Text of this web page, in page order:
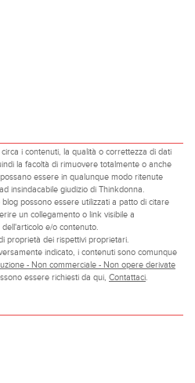
i contenuti, la qualità o correttezza di dati
la facoltà di rimuovere totalmente o anche
essere in qualunque modo ritenute
insindacabile giudizio di Thinkdonna.
possono essere utilizzati a patto di citare
un collegamento o link visibile a
e/o contenuto.
proprietà dei rispettivi proprietari.
indicato, i contenuti sono comunque
- Non commerciale - Non opere derivate
essere richiesti da qui, Contattaci.